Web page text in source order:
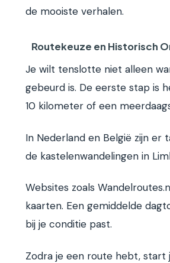
de mooiste verhalen.
Routekeuze en Historisch
Je wilt tenslotte niet alleen
gebeurd is. De eerste stap is
10 kilometer of een
In Nederland en België zijn er
de kastelenwandelingen in
Websites zoals
kaarten. Een gemiddelde
bij je conditie past.
Zodra je een route hebt, start